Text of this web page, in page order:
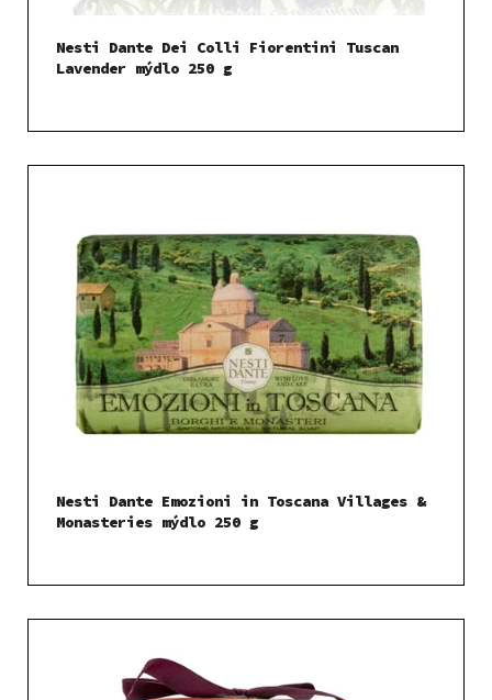
Nesti Dante Dei Colli Fiorentini Tuscan
Lavender mýdlo 250 g
Nesti Dante Emozioni in Toscana Villages &
Monasteries mýdlo 250 g